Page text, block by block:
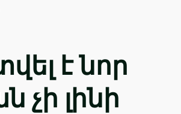
է նոր
չի լինի